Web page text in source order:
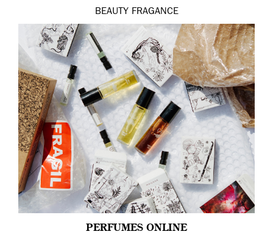
BEAUTY FRAGANCE
PERFUMES ONLINE